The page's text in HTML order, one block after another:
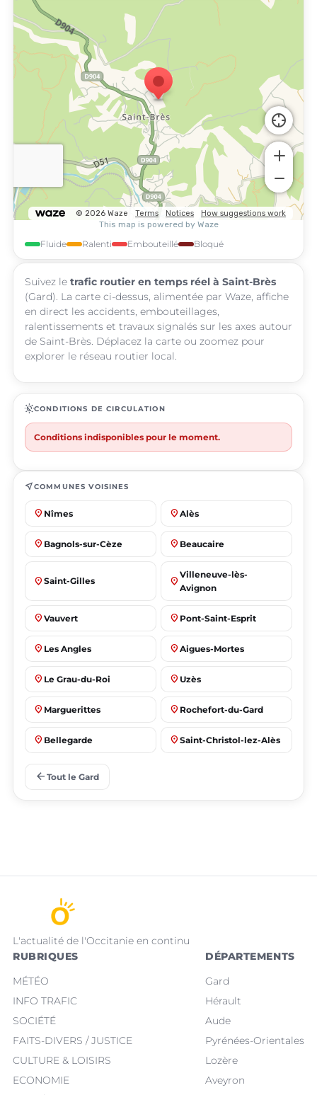
Fluide Ralenti Embouteillé Bloqué
Suivez le trafic routier en temps réel à Saint-Brès
(Gard). La carte ci-dessus, alimentée par Waze, affiche
en direct les accidents, embouteillages,
ralentissements et travaux signalés sur les axes autour
de Saint-Brès. Déplacez la carte ou zoomez pour
explorer le réseau routier local.
routineCONDITIONS DE CIRCULATION
Conditions indisponibles pour le moment.
near_meCOMMUNES VOISINES
place Nîmes place Alès
place Bagnols-sur-Cèze place Beaucaire
place Saint-Gilles place
Villeneuve-lès-
Avignon
place Vauvert place Pont-Saint-Esprit
place Les Angles place Aigues-Mortes
place Le Grau-du-Roi place Uzès
place Marguerittes place Rochefort-du-Gard
place Bellegarde place Saint-Christol-lez-Alès
place
arrow_back Tout le Gard
L'actualité de l'Occitanie en continu
RUBRIQUES
MÉTÉO
INFO TRAFIC
SOCIÉTÉ
FAITS-DIVERS / JUSTICE
CULTURE & LOISIRS
ECONOMIE
DÉPARTEMENTS
Gard
Hérault
Aude
Pyrénées-Orientales
Lozère
Aveyron